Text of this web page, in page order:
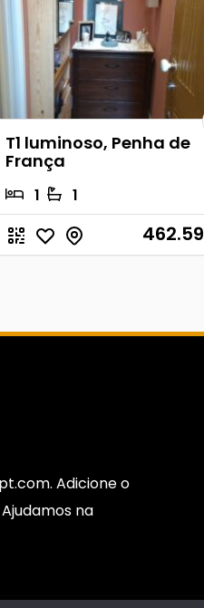
T1 luminoso, Penha de
França
1 1
462.59
Adicione o
na